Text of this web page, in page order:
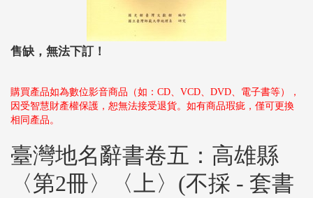
售缺，無法下訂！
購買產品如為數位影音商品（如：CD、VCD、DVD、電子書等），
因受智慧財產權保護，恕無法接受退貨。如有商品瑕疵，僅可更換
相同產品。
臺灣地名辭書卷五：高雄縣
〈第2冊〉〈上〉(不採 - 套書